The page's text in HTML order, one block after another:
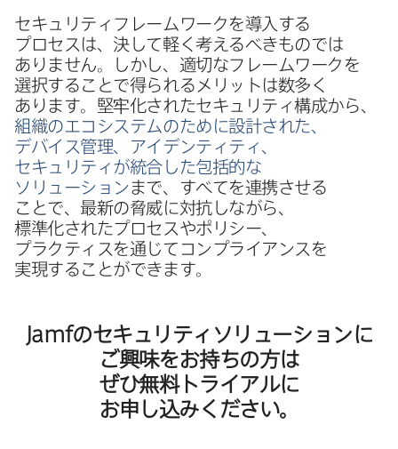
セキュリティフレームワークを​導入する​
プロセスは、​決して​軽く​考えるべきものでは​
ありません。​しかし、​適切な​フレームワークを​
選択する​ことで​得られる​メリットは​数多く​
あります。​堅牢化された​セキュリティ構成から、
組織の​エコシステムの​ために​設計された、​
デバイス管理、​アイデンティティ、​
セキュリティが​統合した​包括的な​
ソリューションまで、​すべてを​連携させる​
ことで、​最新の​脅威に​対抗しながら、​
標準化された​プロセスや​ポリシー、​
プラクティスを​通じて​コンプライアンスを​
実現する​ことができます。
Jamfの​セキュリティソリューションに​
ご興味を​お持ちの​方は​
ぜひ無料トライアルに​
お申し込みください。